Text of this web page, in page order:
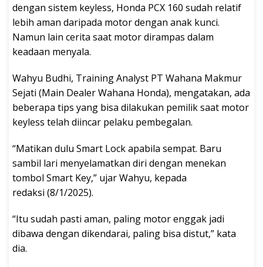
dengan sistem keyless, Honda PCX 160 sudah relatif
lebih aman daripada motor dengan anak kunci.
Namun lain cerita saat motor dirampas dalam
keadaan menyala.
Wahyu Budhi, Training Analyst PT Wahana Makmur
Sejati (Main Dealer Wahana Honda), mengatakan, ada
beberapa tips yang bisa dilakukan pemilik saat motor
keyless telah diincar pelaku pembegalan.
“Matikan dulu Smart Lock apabila sempat. Baru
sambil lari menyelamatkan diri dengan menekan
tombol Smart Key,” ujar Wahyu, kepada
redaksi (8/1/2025).
“Itu sudah pasti aman, paling motor enggak jadi
dibawa dengan dikendarai, paling bisa distut,” kata
dia.